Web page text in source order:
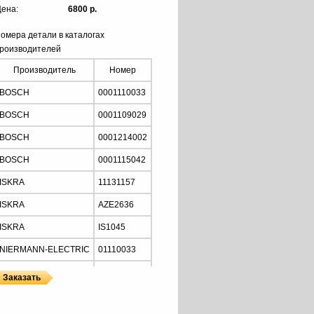
6800 р.
детали в каталогах
Производитель Номер
BOSCH 0001110033
BOSCH 0001109029
BOSCH 0001214002
BOSCH 0001115042
ISKRA 11131157
ISKRA AZE2636
ISKRA IS1045
NIERMANN-ELECTRIC 01110033